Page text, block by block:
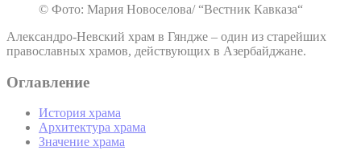
© Фото: Мария Новоселова/ “Вестник Кавказа“
Александро-Невский храм в Гяндже – один из старейших
православных храмов, действующих в Азербайджане.
Оглавление
История храма
Архитектура храма
Значение храма